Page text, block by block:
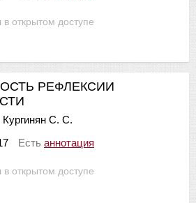
открытом доступе
открытом доступе
РЕФЛЕКСИИ
Кургинян С. С.
Есть аннотация